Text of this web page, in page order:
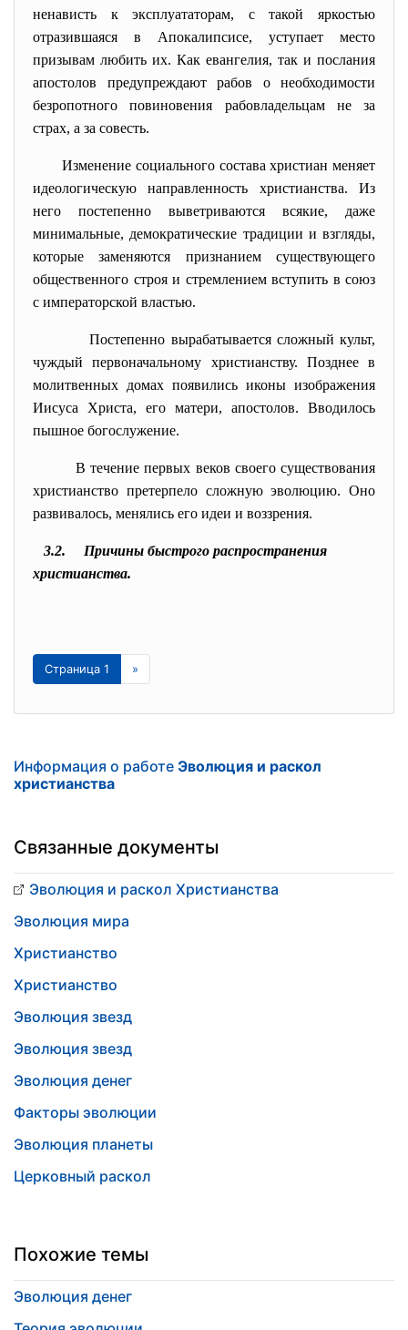
ненависть к эксплуататорам, с такой яркостью
отразившаяся в Апокалипсисе, уступает место
призывам любить их. Как евангелия, так и послания
апостолов предупреждают рабов о необходимости
безропотного повиновения рабовладельцам не за
страх, а за совесть.
Изменение социального состава христиан меняет
идеологическую направленность христианства. Из
него постепенно выветриваются всякие, даже
минимальные, демократические традиции и взгляды,
которые заменяются признанием существующего
общественного строя и стремлением вступить в союз
с императорской властью.
Постепенно вырабатывается сложный культ,
чуждый первоначальному христианству. Позднее в
молитвенных домах появились иконы изображения
Иисуса Христа, его матери, апостолов. Вводилось
пышное богослужение.
В течение первых веков своего существования
христианство претерпело сложную эволюцию. Оно
развивалось, менялись его идеи и воззрения.
3.2. Причины быстрого распространения
христианства.
Страница 1 »
Информация о работе Эволюция и раскол
христианства
Связанные документы
Эволюция и раскол Христианства
Эволюция мира
Христианство
Христианство
Эволюция звезд
Эволюция звезд
Эволюция денег
Факторы эволюции
Эволюция планеты
Церковный раскол
Похожие темы
Эволюция денег